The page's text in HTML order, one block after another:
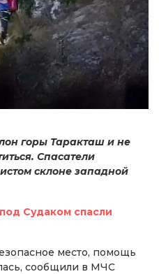
горы Таракташ и не
Спасатели
склоне западной
Судаком спасли
место, помощь
сообщили в МЧС